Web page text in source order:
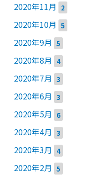
2020年11月 2
2020年10月 5
2020年9月 5
2020年8月 4
2020年7月 3
2020年6月 3
2020年5月 6
2020年4月 3
2020年3月 4
2020年2月 5